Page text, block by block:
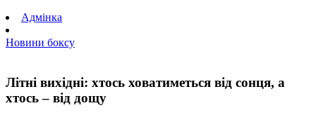
Адмінка
Новини боксу
Літні вихідні: хтось ховатиметься від сонця, а
хтось – від дощу